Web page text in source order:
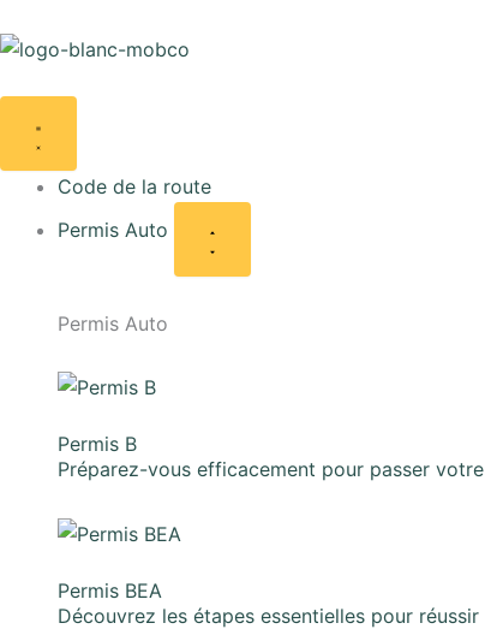
au
Code de la route
Permis Auto
Permis Auto
Permis B
Préparez-vous efficacement pour passer
Permis BEA
Découvrez les étapes essentielles pour